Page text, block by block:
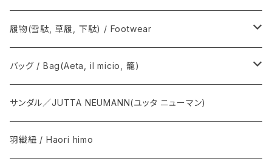
OUTDOOR KIMONO / アウトドア キモノ
T.T / ティーティー
NEAT / ニート
COMOLI / コモリ
Graphpaper / グラフペーパー
履物(雪駄, 草履, 下駄) / Footwear
雪駄, 草履 / Setta, Zori
下駄 / Geta
その他 / Others
バッグ / Bag(Aeta, il micio, 籠)
Aeta / アエタ, CHACOLI / チャコリ
Il micio / イルミーチョ
サンダル／JUTTA NEUMANN(ユッタ ニューマン)
羽織紐 / Haori himo